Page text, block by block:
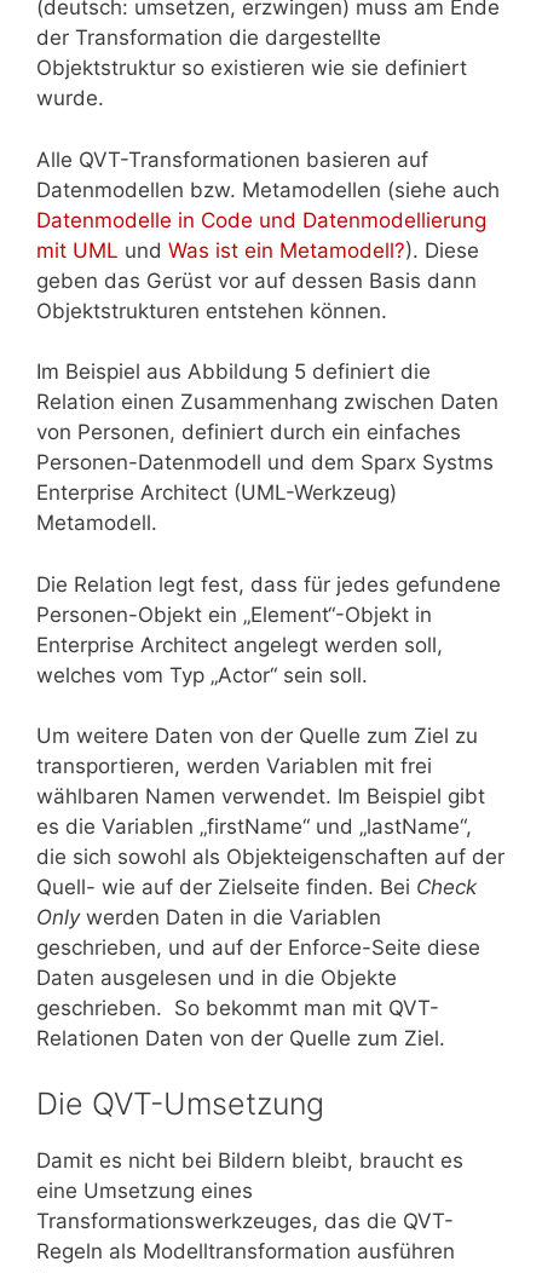
(deutsch: umsetzen, erzwingen) muss am Ende
der Transformation die dargestellte
Objektstruktur so existieren wie sie definiert
wurde.
Alle QVT-Transformationen basieren auf
Datenmodellen bzw. Metamodellen (siehe auch
Datenmodelle in Code und Datenmodellierung
mit UML und Was ist ein Metamodell?). Diese
geben das Gerüst vor auf dessen Basis dann
Objektstrukturen entstehen können.
Im Beispiel aus Abbildung 5 definiert die
Relation einen Zusammenhang zwischen Daten
von Personen, definiert durch ein einfaches
Personen-Datenmodell und dem Sparx Systms
Enterprise Architect (UML-Werkzeug)
Metamodell.
Die Relation legt fest, dass für jedes gefundene
Personen-Objekt ein „Element“-Objekt in
Enterprise Architect angelegt werden soll,
welches vom Typ „Actor“ sein soll.
Um weitere Daten von der Quelle zum Ziel zu
transportieren, werden Variablen mit frei
wählbaren Namen verwendet. Im Beispiel gibt
es die Variablen „firstName“ und „lastName“,
die sich sowohl als Objekteigenschaften auf der
Quell- wie auf der Zielseite finden. Bei Check
Onlywerden Daten in die Variablen
geschrieben, und auf der Enforce-Seite diese
Daten ausgelesen und in die Objekte
geschrieben. So bekommt man mit QVT-
Relationen Daten von der Quelle zum Ziel.
Die QVT-Umsetzung
Damit es nicht bei Bildern bleibt, braucht es
eine Umsetzung eines
Transformationswerkzeuges, das die QVT-
Regeln als Modelltransformation ausführen